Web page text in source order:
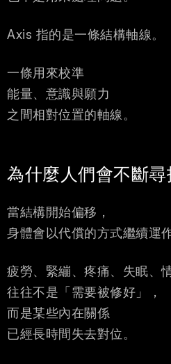
Axis 指的是一條結構軸線。
一條用來校準
能量、意識與願力
之間相對位置的軸線。
為什麼人們會不斷尋
當結構開始偏移，
身體會以代償的方式繼續運作
疲勞、緊繃、疼痛、失眠、
往往不是「需要被修好」，
而是某些內在關係
已經長時間失去對位。